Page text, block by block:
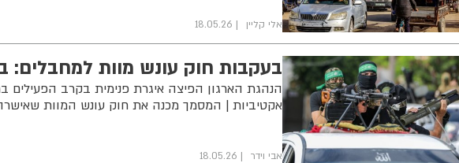
אלי קליין 18.05.26
בעקבות חוק עונש מוות למחבלים:
הנהגת הארגון הפיצה איגרת פנימית בקרב הפעילים
אקטיביות | המסמך מכנה את חוק עונש המוות
אבי וידר 18.05.26